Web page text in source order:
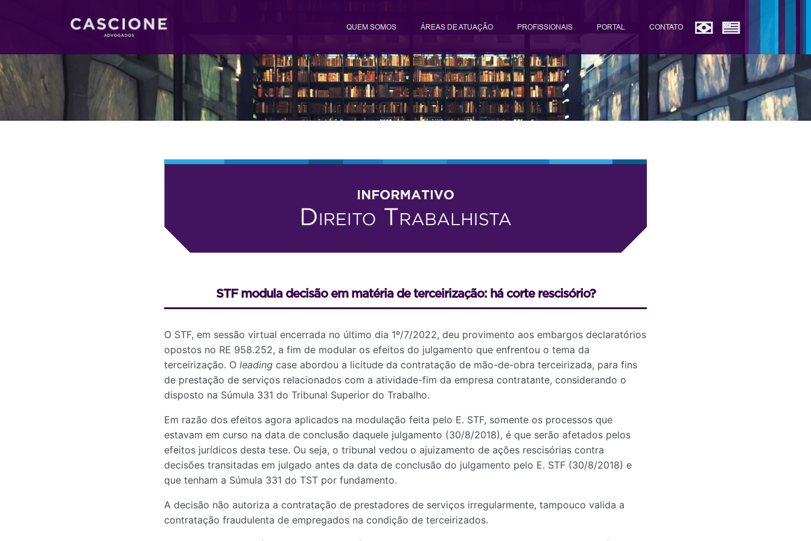
QUEM SOMOS ÁREAS DE ATUAÇÃO PROFISSIONAIS PORTAL CONTATO
STF modula decisão em matéria de terceirização: há corte rescisório?
O STF, em sessão virtual encerrada no último dia 1º/7/2022, deu provimento aos embargos declaratórios
opostos no RE 958.252, a fim de modular os efeitos do julgamento que enfrentou o tema da
terceirização. O leading case abordou a licitude da contratação de mão-de-obra terceirizada, para fins
de prestação de serviços relacionados com a atividade-fim da empresa contratante, considerando o
disposto na Súmula 331 do Tribunal Superior do Trabalho.
Em razão dos efeitos agora aplicados na modulação feita pelo E. STF, somente os processos que
estavam em curso na data de conclusão daquele julgamento (30/8/2018), é que serão afetados pelos
efeitos jurídicos desta tese. Ou seja, o tribunal vedou o ajuizamento de ações rescisórias contra
decisões transitadas em julgado antes da data de conclusão do julgamento pelo E. STF (30/8/2018) e
que tenham a Súmula 331 do TST por fundamento.
A decisão não autoriza a contratação de prestadores de serviços irregularmente, tampouco valida a
contratação fraudulenta de empregados na condição de terceirizados.